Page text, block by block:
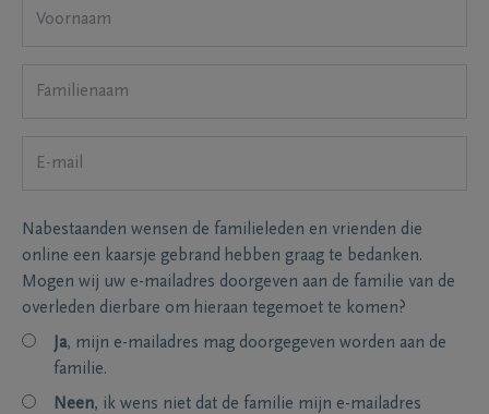
Nabestaanden wensen de familieleden en vrienden die
online een kaarsje gebrand hebben graag te bedanken.
Mogen wij uw e-mailadres doorgeven aan de familie van de
overleden dierbare om hieraan tegemoet te komen?
Ja, mijn e-mailadres mag doorgegeven worden aan de
familie.
Neen, ik wens niet dat de familie mijn e-mailadres